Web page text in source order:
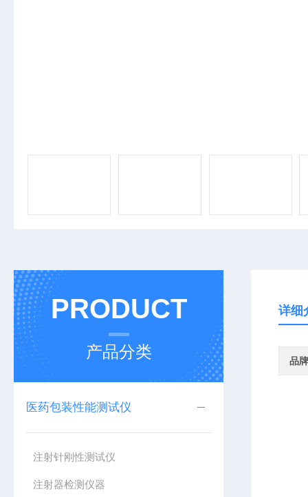
PRODUCT
产品分类
医药包装性能测试仪
注射针刚性测试仪
注射器检测仪器
详细
品牌